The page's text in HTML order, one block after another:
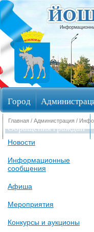
Город
Обращения граждан
Главная / Администрация /
Новости
Информационные
сообщения
Афиша
Мероприятия
Конкурсы и аукционы